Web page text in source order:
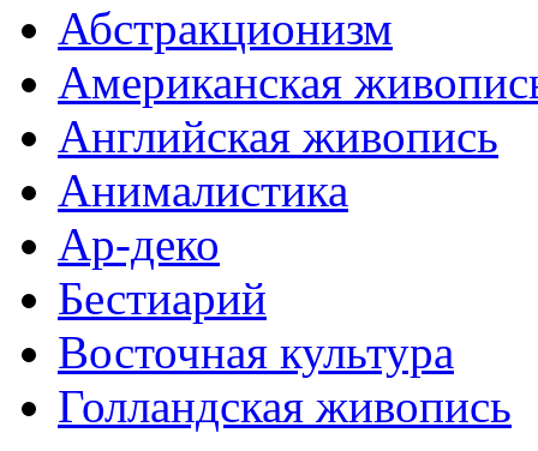
Абстракционизм
Американская
Английская живопись
Анималистика
Ар-деко
Бестиарий
Восточная культура
Голландская живопись